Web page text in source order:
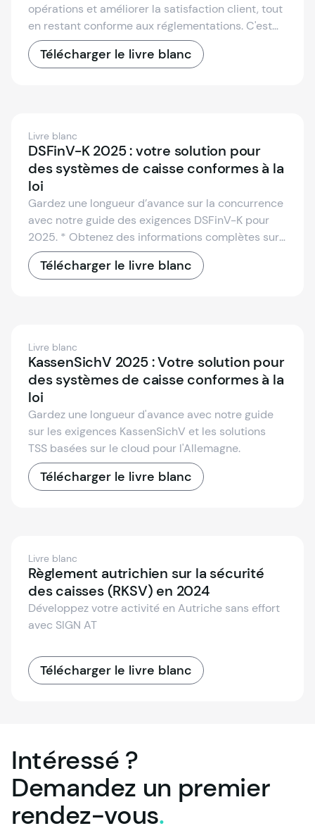
opérations et améliorer la satisfaction client, tout
en restant conforme aux réglementations. C'est
exactement ce que les entreprises obtiennent
avec les reçus numériques.
Télécharger le livre blanc
Livre blanc
DSFinV-K 2025 : votre solution pour
des systèmes de caisse conformes à la
loi
Gardez une longueur d’avance sur la concurrence
avec notre guide des exigences DSFinV-K pour
2025. * Obtenez des informations complètes sur
la DSFinV-K et son importance pour votre
entreprise. * Découvrez comment rendre vos
Télécharger le livre blanc
Livre blanc
KassenSichV 2025 : Votre solution pour
des systèmes de caisse conformes à la
loi
Gardez une longueur d'avance avec notre guide
sur les exigences KassenSichV et les solutions
TSS basées sur le cloud pour l'Allemagne.
Télécharger le livre blanc
Livre blanc
Règlement autrichien sur la sécurité
des caisses (RKSV) en 2024
Développez votre activité en Autriche sans effort
avec SIGN AT
Télécharger le livre blanc
Intéressé ?
Demandez un premier
rendez-vous.